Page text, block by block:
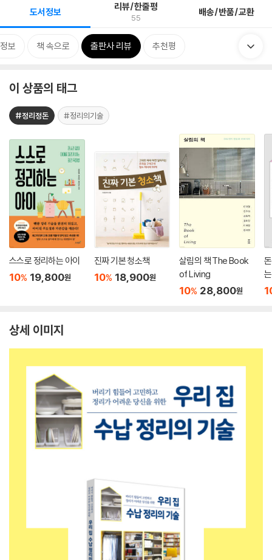
도서정보 리뷰/한줄평
55 배송/반품/교환
보 책 속으로 출판사 리뷰 추천평
이 상품의 태그
#정리정돈 #정리의기술
스스로 정리하는 아이
10% 19,800원
진짜 기본 청소책
10% 18,900원
살림의 책 The Book
of Living
10% 28,800원
상세 이미지